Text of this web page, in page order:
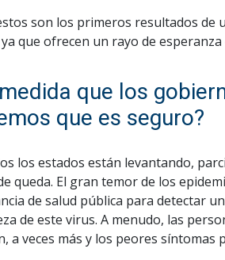
son los primeros resultados de
que ofrecen un rayo de
que los
que es seguro?
los estados están levantando,
queda. El gran temor de los
de salud pública para detectar
de este virus. A menudo, las
a veces más y los peores